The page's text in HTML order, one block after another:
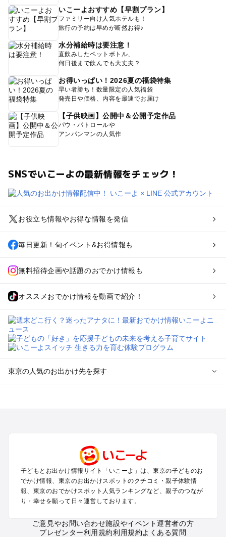
いこーよおすすめ【早割プラン】
ファミリー向け人気ホテルも！
旅行の予約は早めが断然お得♪
水分補給時は要注意！
直飲みしたペットボトル、
何日後まで飲んでも大丈夫？
お得いっぱい！2026夏の福袋特集
早い者勝ち！数量限定の人気福袋
発売日や価格、内容を最速でお届け
【子供映画】公開中＆公開予定作品
パウ・パトロールや
アンパンマンの人気作
SNSでいこーよの最新情報をチェック！
お役立ち情報やお得な情報を発信
毎日更新！旬イベント&お得情報も
無料招待企画や話題のおでかけ情報も
オススメおでかけ情報を動画で紹介！
東京の人気のお出かけ先を探す
町田・相模原・愛川・上野原のプールお出かけ
渋谷・原宿・恵比寿・中目黒・自由が丘のプールお出かけ
池袋・赤羽・王子・巣鴨・目白・石神井のプールお出かけ
新宿・高田馬場・代々木・千駄ヶ谷のプールお出かけ
銀座・丸の内・日本橋・有楽町・築地・月島のプールお出かけ
小金井・小平・西東京・東村山・東久留米のプールお出かけ
府中・調布・狛江のプールお出かけ
子どもとお出かけ情報サイト「いこーよ」は、東京の子どものお
でかけ情報、東京のお出かけスポットのクチコミ・親子体験情
報、東京のおでかけスポット人気ランキングなど、親子のつなが
り・幸せを願って日々運営しております。
ご意見やお問い合わせ施設やイベント運営者の方
プレゼンター利用規約利用規約よくある質問